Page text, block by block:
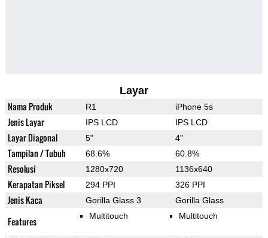
Layar
Nama Produk R1 iPhone 5s
Jenis Layar IPS LCD IPS LCD
Layar Diagonal 5" 4"
Tampilan / Tubuh 68.6% 60.8%
Resolusi 1280x720 1136x640
Kerapatan Piksel 294 PPI 326 PPI
Jenis Kaca Gorilla Glass 3 Gorilla Glass
Features Multitouch Multitouch